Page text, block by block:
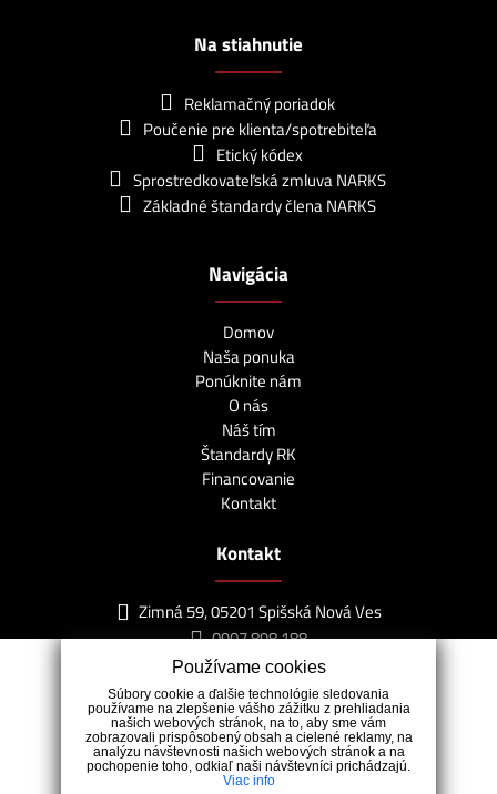
Na stiahnutie
Reklamačný poriadok
Poučenie pre klienta/spotrebiteľa
Etický kódex
Sprostredkovateľská zmluva NARKS
Základné štandardy člena NARKS
Navigácia
Domov
Naša ponuka
Ponúknite nám
O nás
Náš tím
Štandardy RK
Financovanie
Kontakt
Kontakt
Zimná 59, 05201 Spišská Nová Ves
0907 898 188
info@lagunareality.sk
Používame cookies
Súbory cookie a ďalšie technológie sledovania
používame na zlepšenie vášho zážitku z prehliadania
našich webových stránok, na to, aby sme vám
zobrazovali prispôsobený obsah a cielené reklamy, na
analýzu návštevnosti našich webových stránok a na
pochopenie toho, odkiaľ naši návštevníci prichádzajú.
Viac info